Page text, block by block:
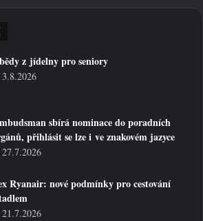
z jídelny pro seniory
3.8.2026
sbírá nominace do poradních
přihlásit se lze i ve znakovém jazyce
27.7.2026
Ryanair: nové podmínky pro cestování
21.7.2026